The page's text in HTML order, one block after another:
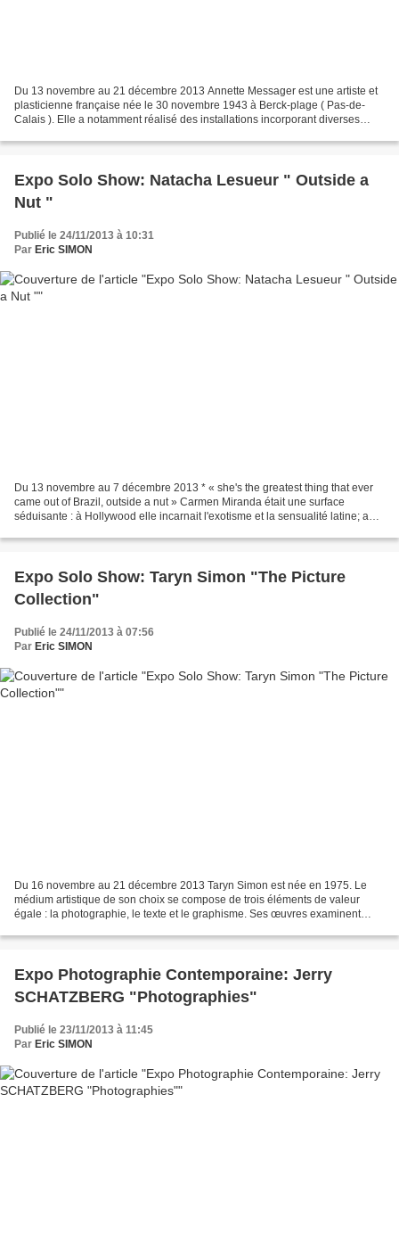
Du 13 novembre au 21 décembre 2013 Annette Messager est une artiste et
plasticienne française née le 30 novembre 1943 à Berck-plage ( Pas-de-
Calais ). Elle a notamment réalisé des installations incorporant diverses
Expo Solo Show: Natacha Lesueur " Outside a
Nut "
Publié le 24/11/2013 à 10:31
Par Eric SIMON
Du 13 novembre au 7 décembre 2013 * « she's the greatest thing that ever
came out of Brazil, outside a nut » Carmen Miranda était une surface
séduisante : à Hollywood elle incarnait l'exotisme et la sensualité latine; au
Expo Solo Show: Taryn Simon "The Picture
Collection"
Publié le 24/11/2013 à 07:56
Par Eric SIMON
Du 16 novembre au 21 décembre 2013 Taryn Simon est née en 1975. Le
médium artistique de son choix se compose de trois éléments de valeur
égale : la photographie, le texte et le graphisme. Ses œuvres examinent
Expo Photographie Contemporaine: Jerry
SCHATZBERG "Photographies"
Publié le 23/11/2013 à 11:45
Par Eric SIMON